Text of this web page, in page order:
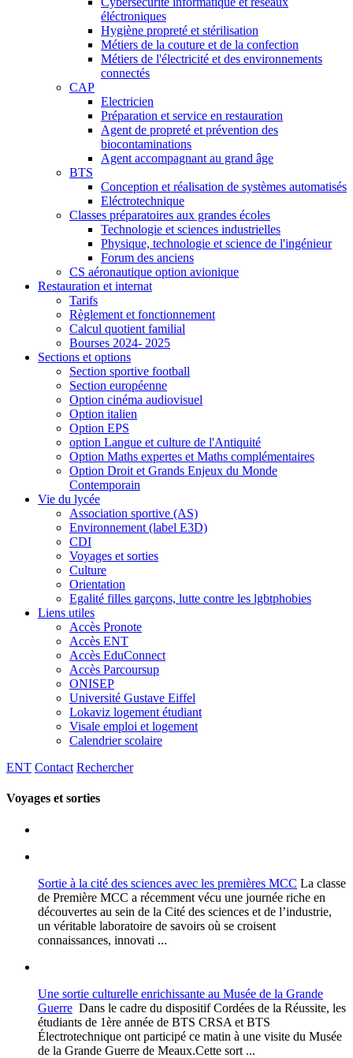
éléctroniques
Hygiène propreté et stérilisation
Métiers de la couture et de la confection
Métiers de l'électricité et des environnements
connectés
CAP
Electricien
Préparation et service en restauration
Agent de propreté et prévention des
biocontaminations
Agent accompagnant au grand âge
BTS
Conception et réalisation de systèmes automatisés
Eléctrotechnique
Classes préparatoires aux grandes écoles
Technologie et sciences industrielles
Physique, technologie et science de l'ingénieur
Forum des anciens
CS aéronautique option avionique
Restauration et internat
Tarifs
Règlement et fonctionnement
Calcul quotient familial
Bourses 2024- 2025
Sections et options
Section sportive football
Section européenne
Option cinéma audiovisuel
Option italien
Option EPS
option Langue et culture de l'Antiquité
Option Maths expertes et Maths complémentaires
Option Droit et Grands Enjeux du Monde
Contemporain
Vie du lycée
Association sportive (AS)
Environnement (label E3D)
CDI
Voyages et sorties
Culture
Orientation
Egalité filles garçons, lutte contre les lgbtphobies
Liens utiles
Accès Pronote
Accès ENT
Accès EduConnect
Accès Parcoursup
ONISEP
Université Gustave Eiffel
Lokaviz logement étudiant
Visale emploi et logement
Calendrier scolaire
ENT Contact Rechercher
Voyages et sorties
Sortie à la cité des sciences avec les premières MCC La classe
de Première MCC a récemment vécu une journée riche en
découvertes au sein de la Cité des sciences et de l’industrie,
un véritable laboratoire de savoirs où se croisent
connaissances, innovati ...
Une sortie culturelle enrichissante au Musée de la Grande
Guerre Dans le cadre du dispositif Cordées de la Réussite, les
étudiants de 1ère année de BTS CRSA et BTS
Électrotechnique ont participé ce matin à une visite du Musée
de la Grande Guerre de Meaux.Cette sort ...